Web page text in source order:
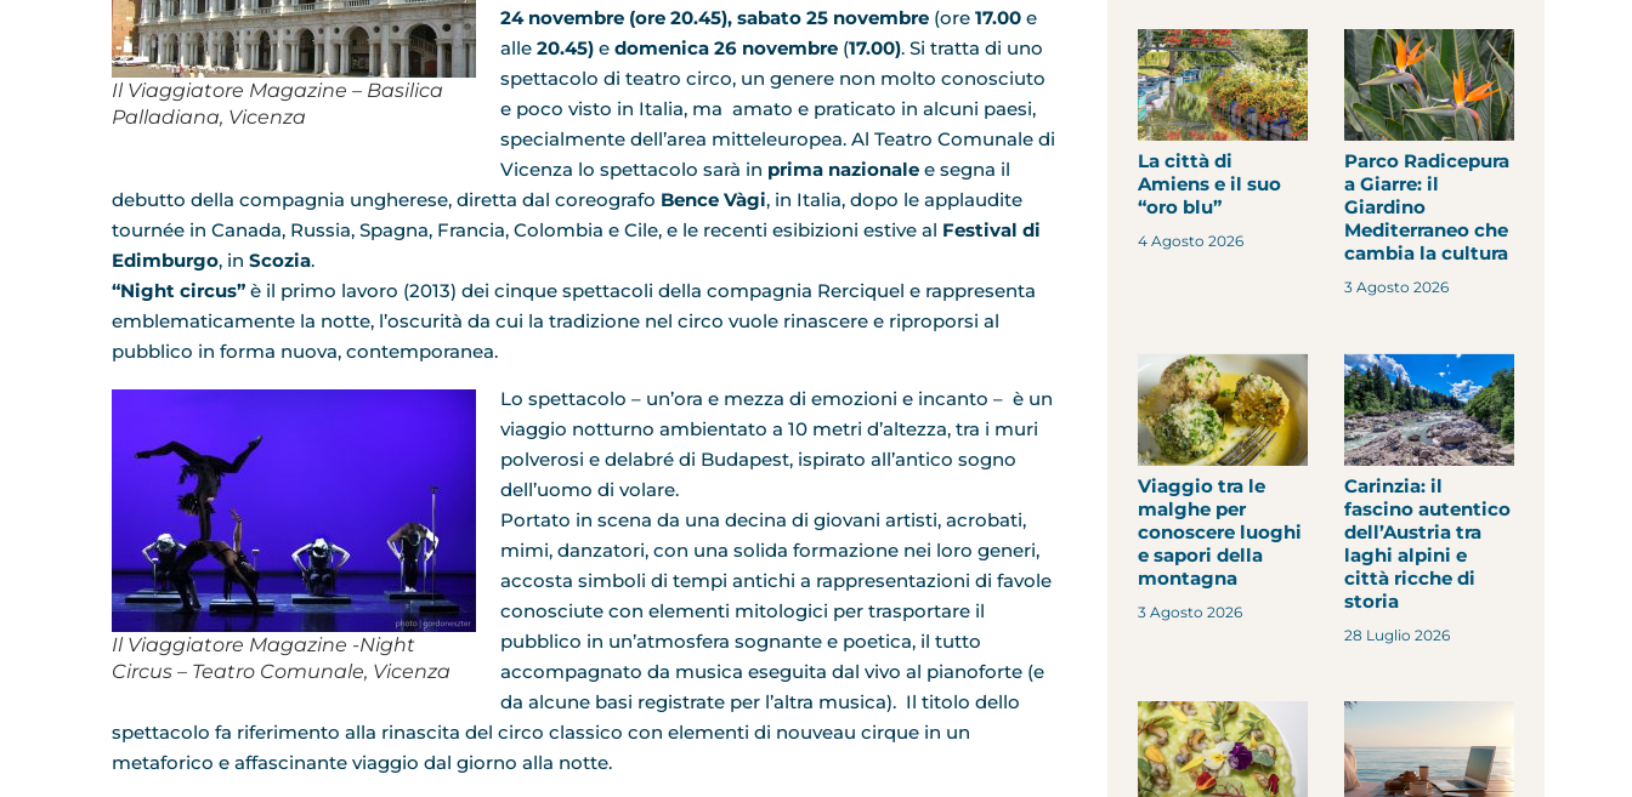
Il Viaggiatore Magazine – Basilica
Palladiana, Vicenza
24 novembre (ore 20.45), sabato 25 novembre (ore 17.00 e
alle 20.45) e domenica 26 novembre (17.00). Si tratta di uno
spettacolo di teatro circo, un genere non molto conosciuto
e poco visto in Italia, ma amato e praticato in alcuni paesi,
specialmente dell’area mitteleuropea. Al Teatro Comunale di
Vicenza lo spettacolo sarà in prima nazionale e segna il
debutto della compagnia ungherese, diretta dal coreografo Bence Vàgi, in Italia, dopo le applaudite
tournée in Canada, Russia, Spagna, Francia, Colombia e Cile, e le recenti esibizioni estive al Festival di
Edimburgo, in Scozia.
“Night circus” è il primo lavoro (2013) dei cinque spettacoli della compagnia Rerciquel e rappresenta
emblematicamente la notte, l’oscurità da cui la tradizione nel circo vuole rinascere e riproporsi al
pubblico in forma nuova, contemporanea.
Il Viaggiatore Magazine -Night
Circus – Teatro Comunale, Vicenza
Lo spettacolo – un’ora e mezza di emozioni e incanto – è un
viaggio notturno ambientato a 10 metri d’altezza, tra i muri
polverosi e delabré di Budapest, ispirato all’antico sogno
dell’uomo di volare.
Portato in scena da una decina di giovani artisti, acrobati,
mimi, danzatori, con una solida formazione nei loro generi,
accosta simboli di tempi antichi a rappresentazioni di favole
conosciute con elementi mitologici per trasportare il
pubblico in un’atmosfera sognante e poetica, il tutto
accompagnato da musica eseguita dal vivo al pianoforte (e
da alcune basi registrate per l’altra musica). Il titolo dello
spettacolo fa riferimento alla rinascita del circo classico con elementi di nouveau cirque in un
metaforico e affascinante viaggio dal giorno alla notte.
La città di
Amiens e il suo
“oro blu”
4 Agosto 2026
Parco Radicepura
a Giarre: il
Giardino
Mediterraneo che
cambia la cultura
3 Agosto 2026
Viaggio tra le
malghe per
conoscere luoghi
e sapori della
montagna
3 Agosto 2026
Carinzia: il
fascino autentico
dell’Austria tra
laghi alpini e
città ricche di
storia
28 Luglio 2026